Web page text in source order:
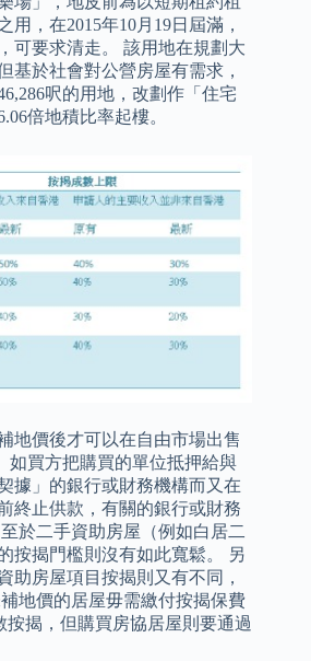
，在2015年10月19日屆滿，
可要求清走。 該用地在規劃大
基於社會對公營房屋有需求，
呎的用地，改劃作「住宅
倍地積比率起樓。
地價後才可以在自由市場出售
如買方把購買的單位抵押給與
據」的銀行或財務機構而又在
終止供款，有關的銀行或財務
於二手資助房屋（例如白居二
按揭門檻則沒有如此寬鬆。 另
助房屋項目按揭則又有不同，
地價的居屋毋需繳付按揭保費
按揭，但購買房協居屋則要通過